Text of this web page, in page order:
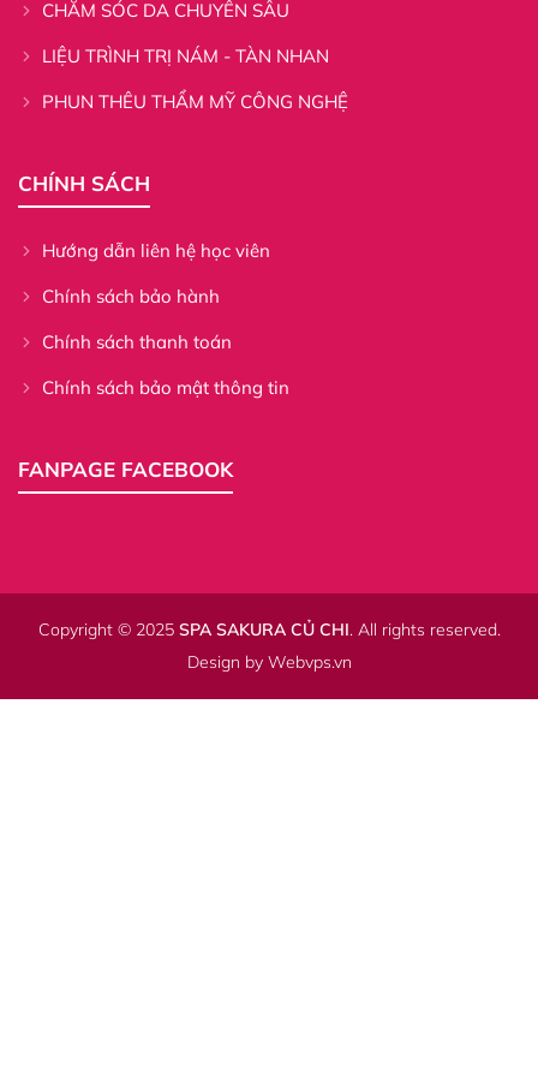
CHĂM SÓC DA CHUYÊN SÂU
LIỆU TRÌNH TRỊ NÁM - TÀN NHAN
PHUN THÊU THẨM MỸ CÔNG NGHỆ
CHÍNH SÁCH
Hướng dẫn liên hệ học viên
Chính sách bảo hành
Chính sách thanh toán
Chính sách bảo mật thông tin
FANPAGE FACEBOOK
Copyright © 2025 SPA SAKURA CỦ CHI. All rights reserved.
Design by Webvps.vn